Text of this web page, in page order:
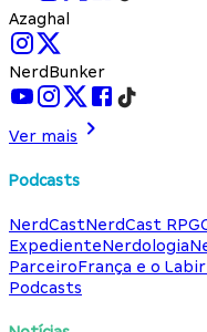
Azaghal
NerdBunker
Ver mais
Podcasts
NerdCastNerdCast RPG
ExpedienteNerdologia
ParceiroFrança e o
Podcasts